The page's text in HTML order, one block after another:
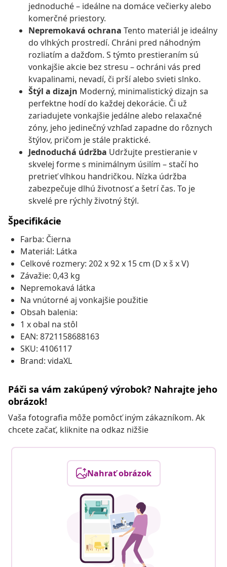
jednoduché – ideálne na domáce večierky alebo
komerčné priestory.
Nepremokavá ochrana Tento materiál je ideálny
do vlhkých prostredí. Chráni pred náhodným
rozliatím a dažďom. S týmto prestieraním sú
vonkajšie akcie bez stresu – ochráni vás pred
kvapalinami, nevadí, či prší alebo svieti slnko.
Štýl a dizajn Moderný, minimalistický dizajn sa
perfektne hodí do každej dekorácie. Či už
zariadujete vonkajšie jedálne alebo relaxačné
zóny, jeho jedinečný vzhľad zapadne do rôznych
štýlov, pričom je stále praktické.
Jednoduchá údržba Udržujte prestieranie v
skvelej forme s minimálnym úsilím – stačí ho
pretrieť vlhkou handričkou. Nízka údržba
zabezpečuje dlhú životnosť a šetrí čas. To je
skvelé pre rýchly životný štýl.
Špecifikácie
Farba: Čierna
Materiál: Látka
Celkové rozmery: 202 x 92 x 15 cm (D x š x V)
Závažie: 0,43 kg
Nepremokavá látka
Na vnútorné aj vonkajšie použitie
Obsah balenia:
1 x obal na stôl
EAN: 8721158688163
SKU: 4106117
Brand: vidaXL
Páči sa vám zakúpený výrobok? Nahrajte jeho
obrázok!
Vaša fotografia môže pomôcť iným zákazníkom. Ak
chcete začať, kliknite na odkaz nižšie
Nahrať obrázok